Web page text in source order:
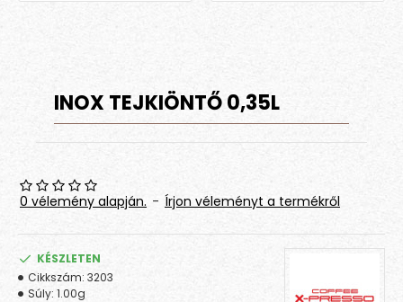
INOX TEJKIÖNTŐ 0,35L
0 vélemény alapján. - Írjon véleményt a termékről
KÉSZLETEN
Cikkszám: 3203
Súly: 1.00g